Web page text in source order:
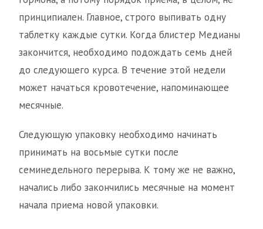
принципиален. Главное, строго выпивать одну
таблетку каждые сутки. Когда блистер Медианы
закончится, необходимо подождать семь дней
до следующего курса. В течение этой недели
может начаться кровотечение, напоминающее
месячные.
Следующую упаковку необходимо начинать
принимать на восьмые сутки после
семинедельного перерыва. К тому же не важно,
начались либо закончились месячные на момент
начала приема новой упаковки.